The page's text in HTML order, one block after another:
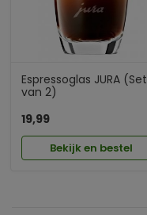
Espressoglas JURA (Set
van 2)
19,99
Bekijk en bestel